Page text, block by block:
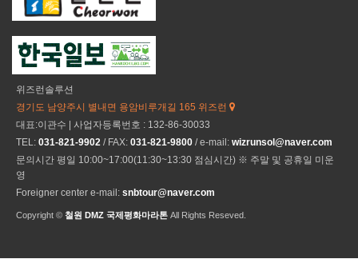
위즈런솔루션
경기도 남양주시 별내면 용암비루개길 165 위즈런
대표:이관수 | 사업자등록번호 : 132-86-30033
TEL: 031-821-9902 / FAX: 031-821-9800 / e-mail: wizrunsol@naver.com
문의시간 평일 10:00~17:00(11:30~13:30 점심시간) ※ 주말 및 공휴일 미운
영
Foreigner center e-mail: snbtour@naver.com
Copyright © 철원 DMZ 국제평화마라톤 All Rights Reseved.